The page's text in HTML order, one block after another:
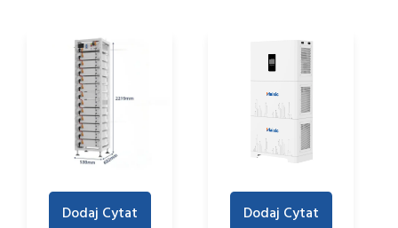
Dodaj Cytat Dodaj Cytat